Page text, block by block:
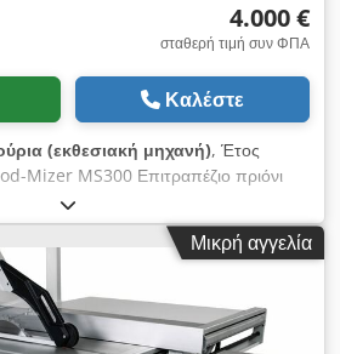
4.000 €
σταθερή τιμή συν ΦΠΑ
Καλέστε
(εκθεσιακή μηχανή), Έτος
Mizer MS300 Επιτραπέζιο πριόνι
Μηχάνημα μεταχειρισμένο,
και επιδείξεις, ελεγμένο και
Dcedpfjyr Dfajx Acask Παράμετροι
σε κάθετη κοπή: 100mm Μέγ.
45°: 65mm Τεχνικά χαρακτηριστικά:
άξονα στερέωσης: 30mm Διάμετρος
Μικρή αγγελία